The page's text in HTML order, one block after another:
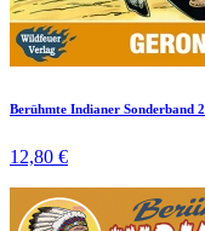
Berühmte Indianer Sonderband 2
12,80 €